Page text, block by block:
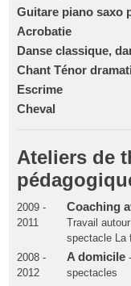
Guitare piano saxo
Acrobatie
Danse classique,
Chant Ténor
Escrime
Cheval
Ateliers de
2009 -
2011
Coaching
Travail
spectacle La
2008 -
2012
A domicile
spectacles